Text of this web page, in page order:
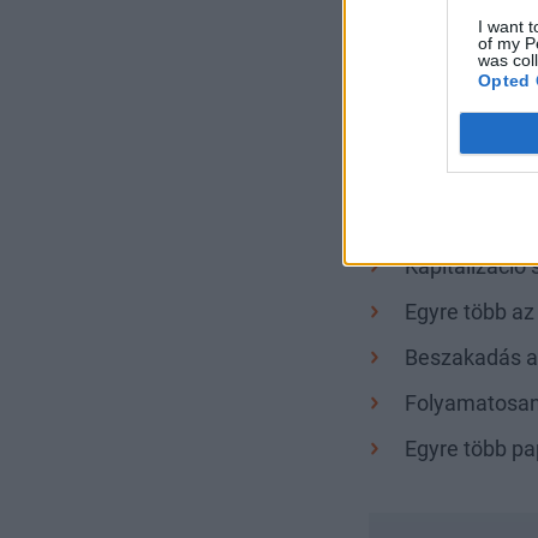
I want
of my
was
Opted
A két
Cage, a
Vegas,
repülőit (!) a
robbant vissza
Kapitalizáció
Egyre több
Beszakadás
Egyre több